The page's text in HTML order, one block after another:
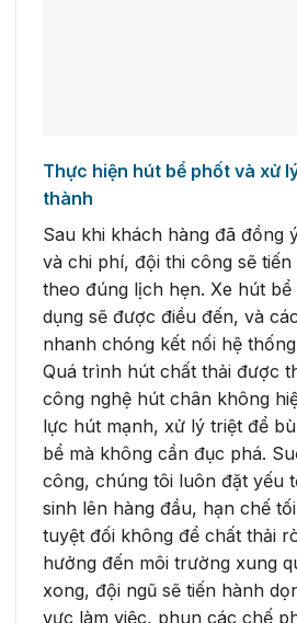
Thực hiện hút bể phốt và xử
thành
Sau khi khách hàng đã đồng
và chi phí, đội thi công sẽ
theo đúng lịch hẹn. Xe hút
dụng sẽ được điều đến, và
nhanh chóng kết nối hệ
Quá trình hút chất thải được
công nghệ hút chân không
lực hút mạnh, xử lý triệt để
bể mà không cần đục phá.
công, chúng tôi luôn đặt yếu
sinh lên hàng đầu, hạn chế
tuyệt đối không để chất thải
hưởng đến môi trường xung
xong, đội ngũ sẽ tiến hành
vực làm việc, phun các chế